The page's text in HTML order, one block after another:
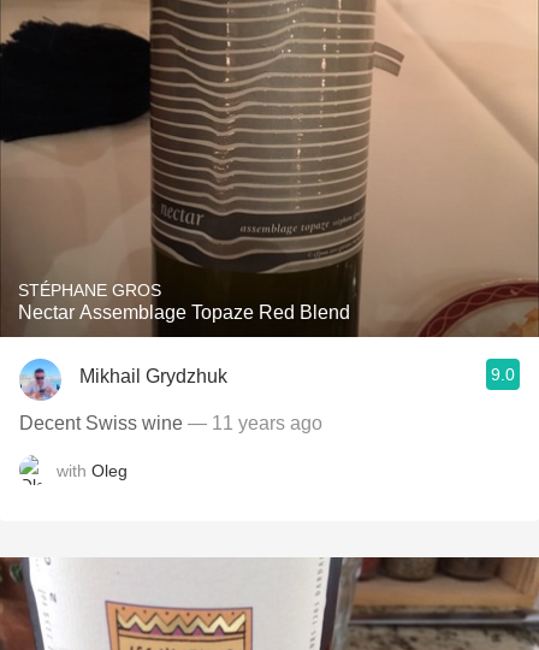
STÉPHANE GROS
Nectar Assemblage Topaze Red Blend
Mikhail Grydzhuk 9.0
Decent Swiss wine — 11 years ago
with Oleg